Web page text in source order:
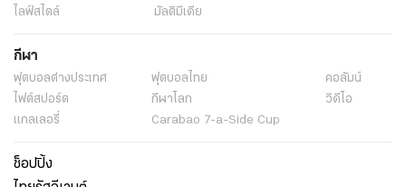
ไลฟ์สไตล์
มัลติมีเดีย
กีฬา
ฟุตบอลต่่างประเทศ ฟุตบอลไทย
คอลัมน์
ไฟต์สปอร์ต
กีฬาโลก
วิดีโอ
แกลเลอรี่
Carabao 7-a-Side Cup
ช็อปปิ้ง